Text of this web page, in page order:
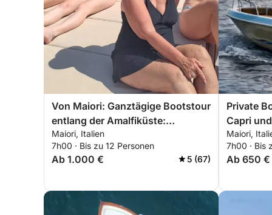
Von Maiori: Ganztägige Bootstour
entlang der Amalfiküste:
Komfortabel und stilvoll entlang
der Küste segeln.
Maiori, Italien
7h00 · Bis zu 12 Personen
Ab 1.000 € 5 (67)
Private
Capri
Maiori,
7h00 · Bis
Ab 650 €